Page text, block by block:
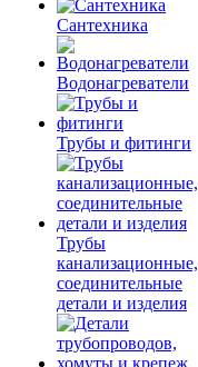
Сантехника
Водонагреватели
Трубы и фитинги
Трубы
канализационные,
соединительные
детали и изделия